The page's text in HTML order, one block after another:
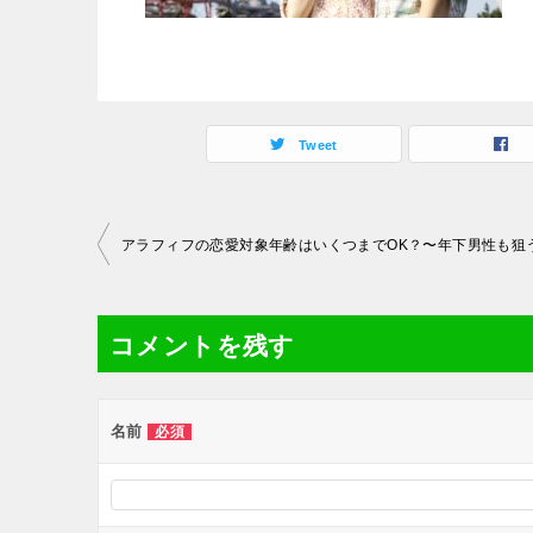
Tweet
投
ナ
ビ
ー
ョ
アラフィフの恋愛対象年齢はいくつまでOK？〜年下男性も狙
コメントを残す
名前 必須